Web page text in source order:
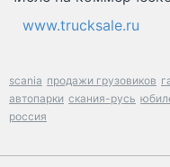
www.trucksale.ru
scania продажи грузовиков
автопарки скания-русь
россия